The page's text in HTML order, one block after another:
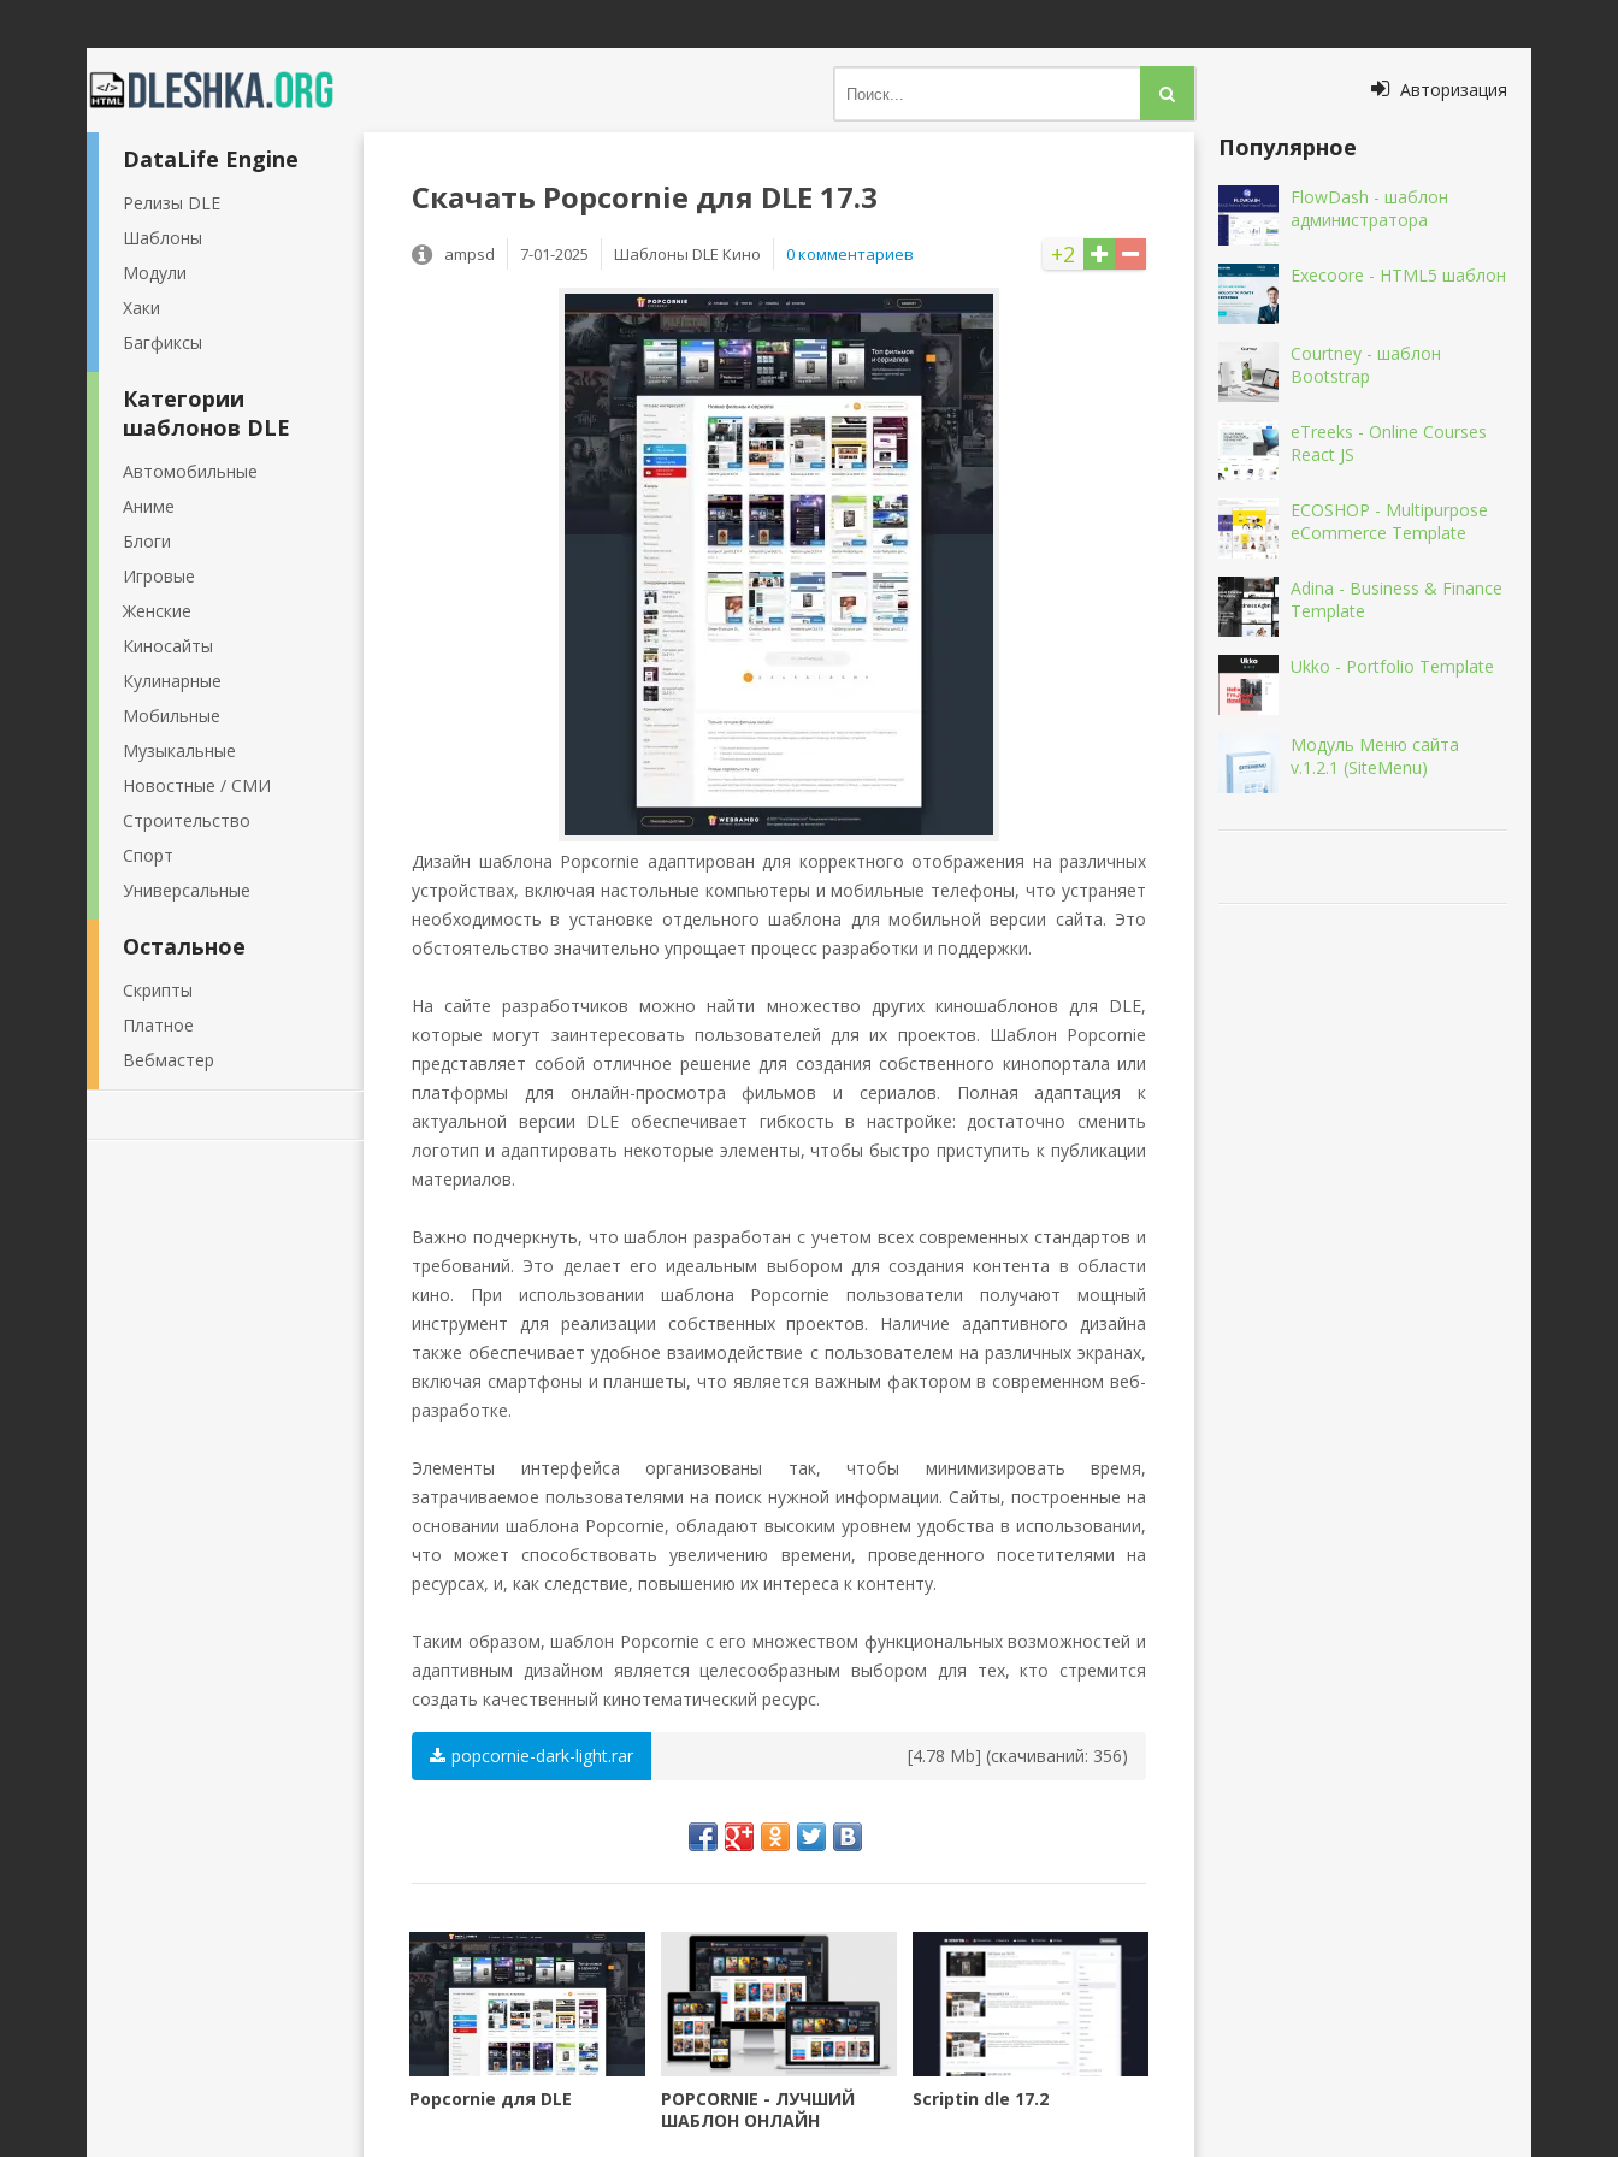
Авторизация
Скачать Popcornie для DLE 17.3
+2
ampsd 7-01-2025 Шаблоны DLE Кино 0 комментариев
Дизайн шаблона Popcornie адаптирован для корректного отображения на различных
устройствах, включая настольные компьютеры и мобильные телефоны, что устраняет
необходимость в установке отдельного шаблона для мобильной версии сайта. Это
обстоятельство значительно упрощает процесс разработки и поддержки.
На сайте разработчиков можно найти множество других киношаблонов для DLE,
которые могут заинтересовать пользователей для их проектов. Шаблон Popcornie
представляет собой отличное решение для создания собственного кинопортала или
платформы для онлайн-просмотра фильмов и сериалов. Полная адаптация к
актуальной версии DLE обеспечивает гибкость в настройке: достаточно сменить
логотип и адаптировать некоторые элементы, чтобы быстро приступить к публикации
материалов.
Важно подчеркнуть, что шаблон разработан с учетом всех современных стандартов и
требований. Это делает его идеальным выбором для создания контента в области
кино. При использовании шаблона Popcornie пользователи получают мощный
инструмент для реализации собственных проектов. Наличие адаптивного дизайна
также обеспечивает удобное взаимодействие с пользователем на различных экранах,
включая смартфоны и планшеты, что является важным фактором в современном веб-
разработке.
Элементы интерфейса организованы так, чтобы минимизировать время,
затрачиваемое пользователями на поиск нужной информации. Сайты, построенные на
основании шаблона Popcornie, обладают высоким уровнем удобства в использовании,
что может способствовать увеличению времени, проведенного посетителями на
ресурсах, и, как следствие, повышению их интереса к контенту.
Таким образом, шаблон Popcornie с его множеством функциональных возможностей и
адаптивным дизайном является целесообразным выбором для тех, кто стремится
создать качественный кинотематический ресурс.
popcornie-dark-light.rar [4.78 Mb] (cкачиваний: 356)
Popcornie для DLE
POPCORNIE - ЛУЧШИЙ
ШАБЛОН ОНЛАЙН
Scriptin dle 17.2
DataLife Engine
Релизы DLE
Шаблоны
Модули
Хаки
Багфиксы
Категории
шаблонов DLE
Автомобильные
Аниме
Блоги
Игровые
Женские
Киносайты
Кулинарные
Мобильные
Музыкальные
Новостные / СМИ
Строительство
Спорт
Универсальные
Остальное
Скрипты
Платное
Вебмастер
Популярное
FlowDash - шаблон
администратора
Execoore - HTML5 шаблон
Courtney - шаблон
Bootstrap
eTreeks - Online Courses
React JS
ECOSHOP - Multipurpose
eCommerce Template
Adina - Business & Finance
Template
Ukko - Portfolio Template
Модуль Меню сайта
v.1.2.1 (SiteMenu)